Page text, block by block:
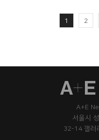
1 2
A+E
서울시
32-14 갤러